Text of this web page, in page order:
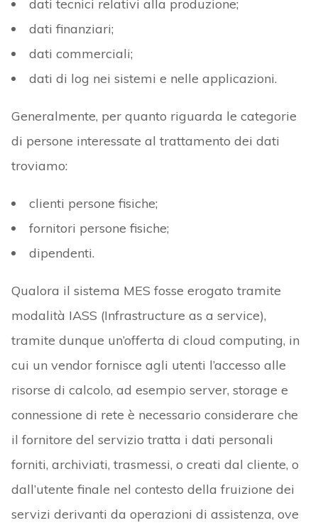
dati tecnici relativi alla produzione;
dati finanziari;
dati commerciali;
dati di log nei sistemi e nelle applicazioni.
Generalmente, per quanto riguarda le categorie
di persone interessate al trattamento dei dati
troviamo:
clienti persone fisiche;
fornitori persone fisiche;
dipendenti.
Qualora il sistema MES fosse erogato tramite
modalità IASS (Infrastructure as a service),
tramite dunque un’offerta di cloud computing, in
cui un vendor fornisce agli utenti l’accesso alle
risorse di calcolo, ad esempio server, storage e
connessione di rete è necessario considerare che
il fornitore del servizio tratta i dati personali
forniti, archiviati, trasmessi, o creati dal cliente, o
dall’utente finale nel contesto della fruizione dei
servizi derivanti da operazioni di assistenza, ove